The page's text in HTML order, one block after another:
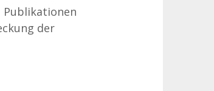
Publikationen
der